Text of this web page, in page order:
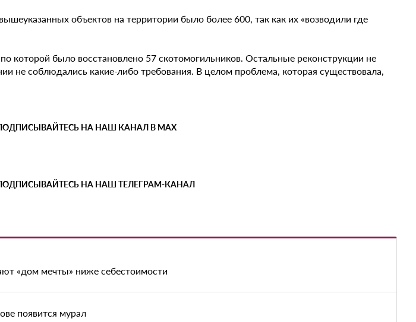
объектов на территории было более 600, так как их «возводили где
которой было восстановлено 57 скотомогильников. Остальные реконструкции не
не соблюдались какие-либо требования. В целом проблема, которая существовала,
НА НАШ КАНАЛ В MAX
НА НАШ ТЕЛЕГРАМ-КАНАЛ
«дом мечты» ниже себестоимости
появится мурал